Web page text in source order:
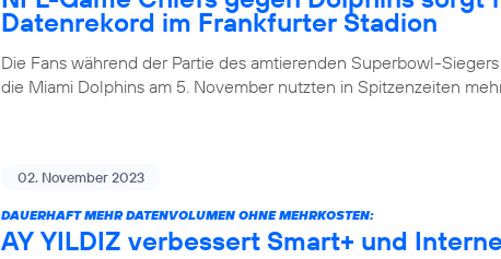
Datenrekord im Frankfurter Stadion
Die Fans während der Partie des amtierenden Superbowl-
die Miami Dolphins am 5. November nutzten in Spitzenzeiten
02. November 2023
DAUERHAFT MEHR DATENVOLUMEN OHNE MEHRKOSTEN:
AY YILDIZ verbessert Smart+ und